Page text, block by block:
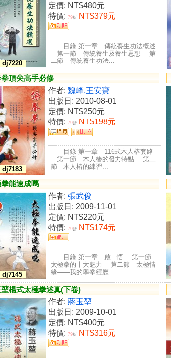
dj7220
定價: NT$480元
特價: 79折 NT$379元
目錄 第一章 傳統養生功法概述
第一節 傳統養生及養生思想 第
二節 傳統養生功法...
頂尖高手必修
dj7183
作者: 魏峰,王安寶
出版日: 2010-08-01
定價: NT$250元
特價: 79折 NT$198元
目錄 第一章 116式木人樁套路
第一節 木人樁的發力特點 第二
節 木人樁的練習...
能速成嗎
dj7145
作者: 張武俊
出版日: 2009-11-01
定價: NT$220元
特價: 79折 NT$174元
目錄 第一章 啟 悟 第一節
太極拳的十大魅力 第二節 太極情
緣——我的學拳經歷...
楊式太極拳述真(下卷)
作者: 蔣玉堃
出版日: 2009-10-01
定價: NT$400元
特價: 79折 NT$316元